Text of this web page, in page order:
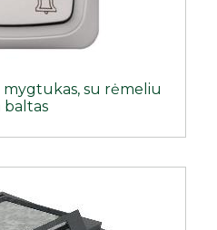
su rėmeliu
baltas